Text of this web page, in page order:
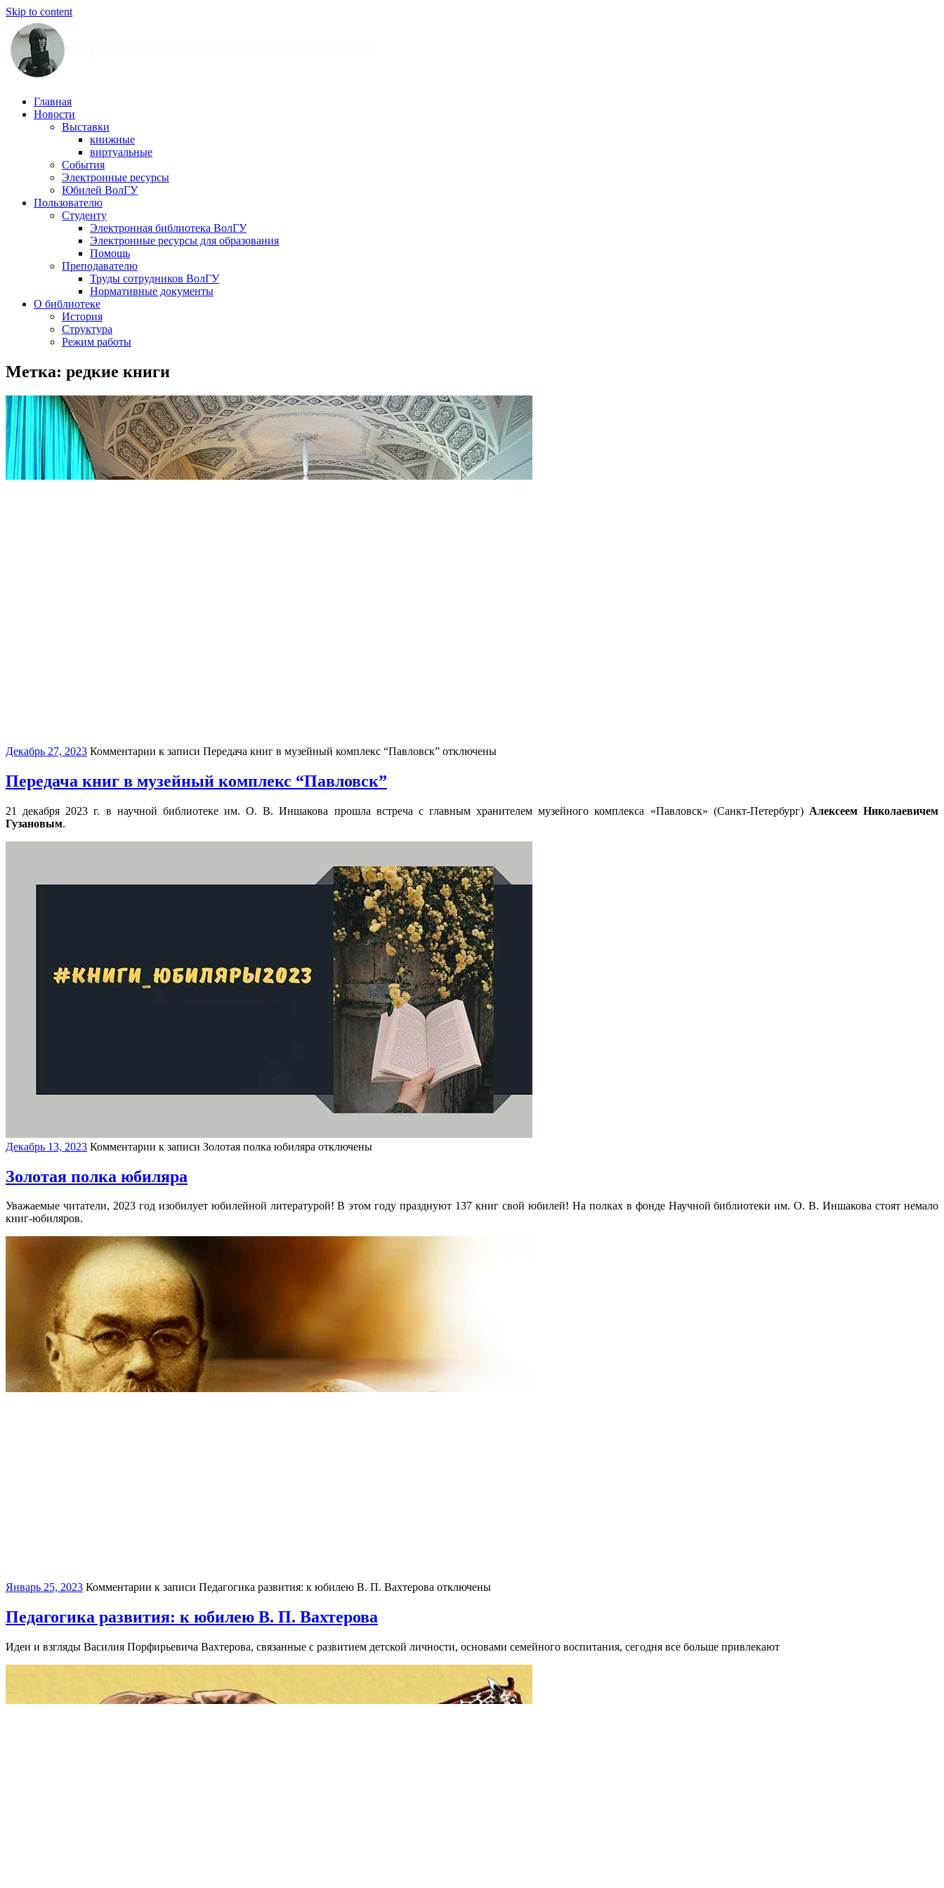
Skip to content
Научная
библиотека
Иншакова
Главная
Новости
Выставки
книжные
виртуальные
События
Электронные ресурсы
Юбилей ВолГУ
Пользователю
Студенту
Электронная библиотека ВолГУ
Электронные ресурсы для образования
Помощь
Преподавателю
Труды сотрудников ВолГУ
Нормативные документы
О библиотеке
История
Структура
Режим работы
Метка: редкие книги
Декабрь 27, 2023 Комментарии к записи Передача книг в музейный комплекс “Павловск” отключены
Передача книг в музейный комплекс “Павловск”
21 декабря 2023 г. в научной библиотеке им. О. В. Иншакова прошла встреча с главным хранителем музейного комплекса «Павловск» (Санкт-Петербург) Алексеем Николаевичем
Гузановым.
Декабрь 13, 2023 Комментарии к записи Золотая полка юбиляра отключены
Золотая полка юбиляра
Уважаемые читатели, 2023 год изобилует юбилейной литературой! В этом году празднуют 137 книг свой юбилей! На полках в фонде Научной библиотеки им. О. В. Иншакова стоят немало
книг-юбиляров.
Январь 25, 2023 Комментарии к записи Педагогика развития: к юбилею В. П. Вахтерова отключены
Педагогика развития: к юбилею В. П. Вахтерова
Идеи и взгляды Василия Порфирьевича Вахтерова, связанные с развитием детской личности, основами семейного воспитания, сегодня все больше привлекают